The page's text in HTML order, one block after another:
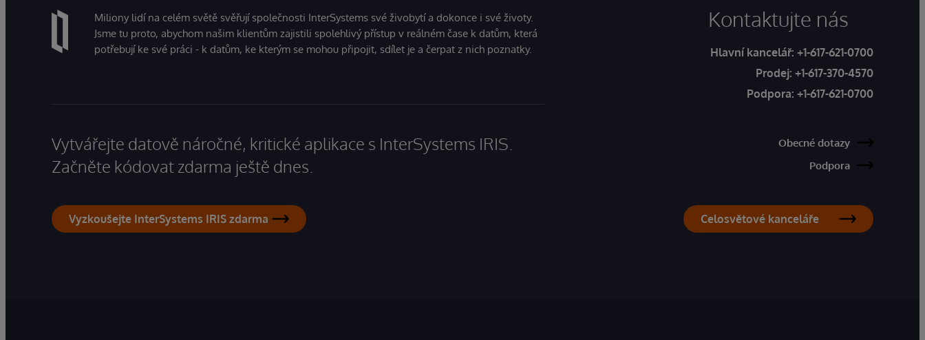
Miliony lidí na celém světě svěřují společnosti InterSystems své živobytí a dokonce i své životy.
Jsme tu proto, abychom našim klientům zajistili spolehlivý přístup v reálném čase k datům, která
potřebují ke své práci - k datům, ke kterým se mohou připojit, sdílet je a čerpat z nich poznatky.
Vytvářejte datově náročné, kritické aplikace s InterSystems IRIS.
Začněte kódovat zdarma ještě dnes.
Vyzkoušejte InterSystems IRIS zdarma
Kontaktujte nás
Hlavní kancelář: +1-617-621-0700
Prodej: +1-617-370-4570
Podpora: +1-617-621-0700
Obecné dotazy
Podpora
Celosvětové kanceláře